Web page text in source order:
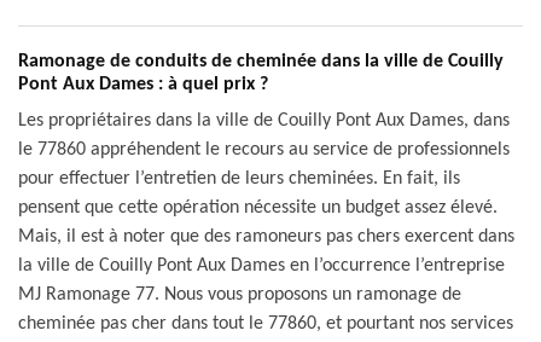
Ramonage de conduits de cheminée dans la ville de Couilly
Pont Aux Dames : à quel prix ?
Les propriétaires dans la ville de Couilly Pont Aux Dames, dans
le 77860 appréhendent le recours au service de professionnels
pour effectuer l’entretien de leurs cheminées. En fait, ils
pensent que cette opération nécessite un budget assez élevé.
Mais, il est à noter que des ramoneurs pas chers exercent dans
la ville de Couilly Pont Aux Dames en l’occurrence l’entreprise
MJ Ramonage 77. Nous vous proposons un ramonage de
cheminée pas cher dans tout le 77860, et pourtant nos services